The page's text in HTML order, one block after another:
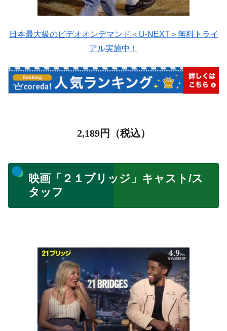
日本最大級のビデオオンデマンド＜U-NEXT＞無料トライ
アル実施中！
2,189円（税込）
映画「２１ブリッジ」キャスト/ス
タッフ